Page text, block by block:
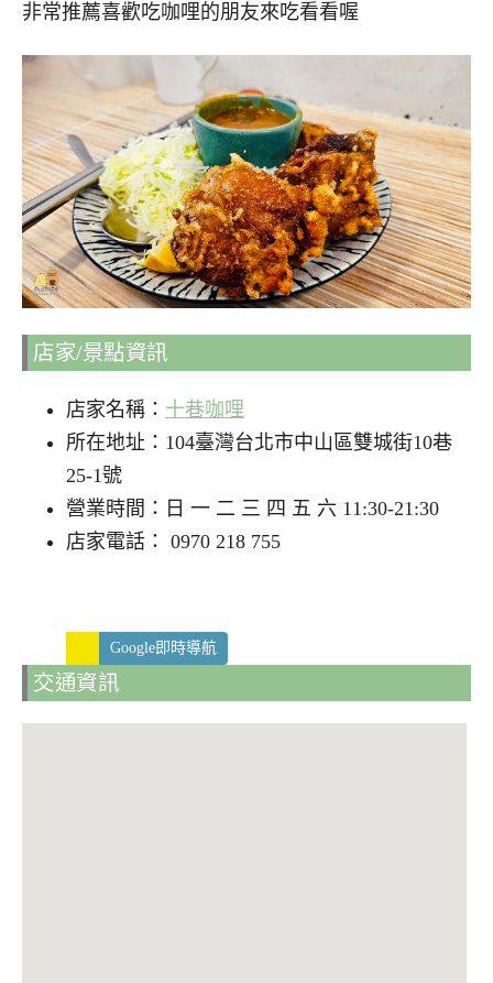
非常推薦喜歡吃咖哩的朋友來吃看看喔
店家/景點資訊
店家名稱： 十巷咖哩
所在地址：104臺灣台北市中山區雙城街10巷
25-1號
營業時間：日 一 二 三 四 五 六 11:30-21:30
店家電話： 0970 218 755
Google即時導航
交通資訊